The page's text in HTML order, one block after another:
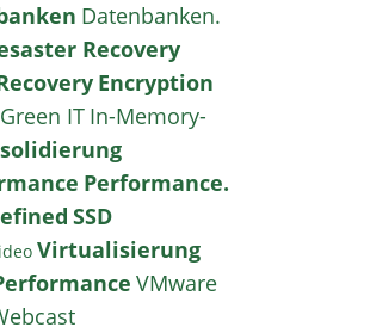
Datenbanken.
Recovery
Encryption
Green IT In-Memory-
Performance.
SSD
Virtualisierung
VMware